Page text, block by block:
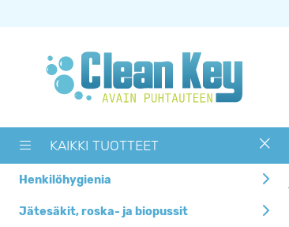
KAIKKI TUOTTEET
Henkilöhygienia
Jätesäkit, roska- ja biopussit
Tuotekategoriat
Muut tuotteet
alta toimipaikka